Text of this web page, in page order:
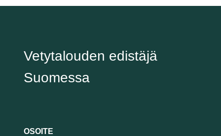
Vetytalouden edistäjä
Suomessa
OSOITE